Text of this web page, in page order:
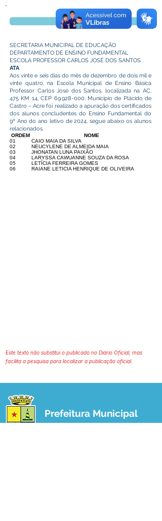
Visualizar
SECRETARIA MUNICIPAL DE EDUCAÇÃO
DEPARTAMENTO DE ENSINO FUNDAMENTAL
ESCOLA PROFESSOR CARLOS JOSÉ DOS SANTOS
ATA
Aos vinte e seis dias do mês de dezembro de dois mil e
vinte quatro, na Escola Municipal de Ensino Básica
Professor Carlos José dos Santos, localizada na AC,
475 KM 14, CEP 69.928-000, Município de Plácido de
Castro – Acre foi realizado a apuração dos certificados
dos alunos concludentes do Ensino Fundamental do
9º Ano do ano letivo de 2024, segue abaixo os alunos
relacionados.
ORDEM
NOME
01
CAIO MAIA DA SILVA
02
NEUCYLENE DE ALMEIDA MAIA
03
JHONATAN LUNA PAIXÃO
04
LARYSSA CAWUANNE SOUZA DA ROSA
05
LETÍCIA FERREIRA GOMES
06
RAIANE LETICIA HENRIQUE DE OLIVEIRA
Este texto não substitui o publicado no Diário Oficial, mas
facilita a pesquisa para localizar a publicação oficial.
Prefeitura Municipal
de Plácido de Castro